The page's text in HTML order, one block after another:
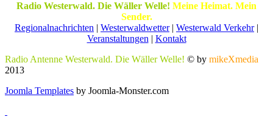
Radio Westerwald. Die Wäller Welle! Meine Heimat. Mein
Sender.
Regionalnachrichten | Westerwaldwetter| Westerwald Verkehr|
Veranstaltungen | Kontakt
Radio Antenne Westerwald. Die Wäller Welle! © by mikeXmedia
2013
Joomla Templates by Joomla-Monster.com